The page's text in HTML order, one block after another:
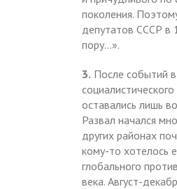
поколения.
депутатов СССР в
пору…».
3. После событий
оставались лишь
Развал начался
других районах
кому-то хотелось
глобального
века. Август-